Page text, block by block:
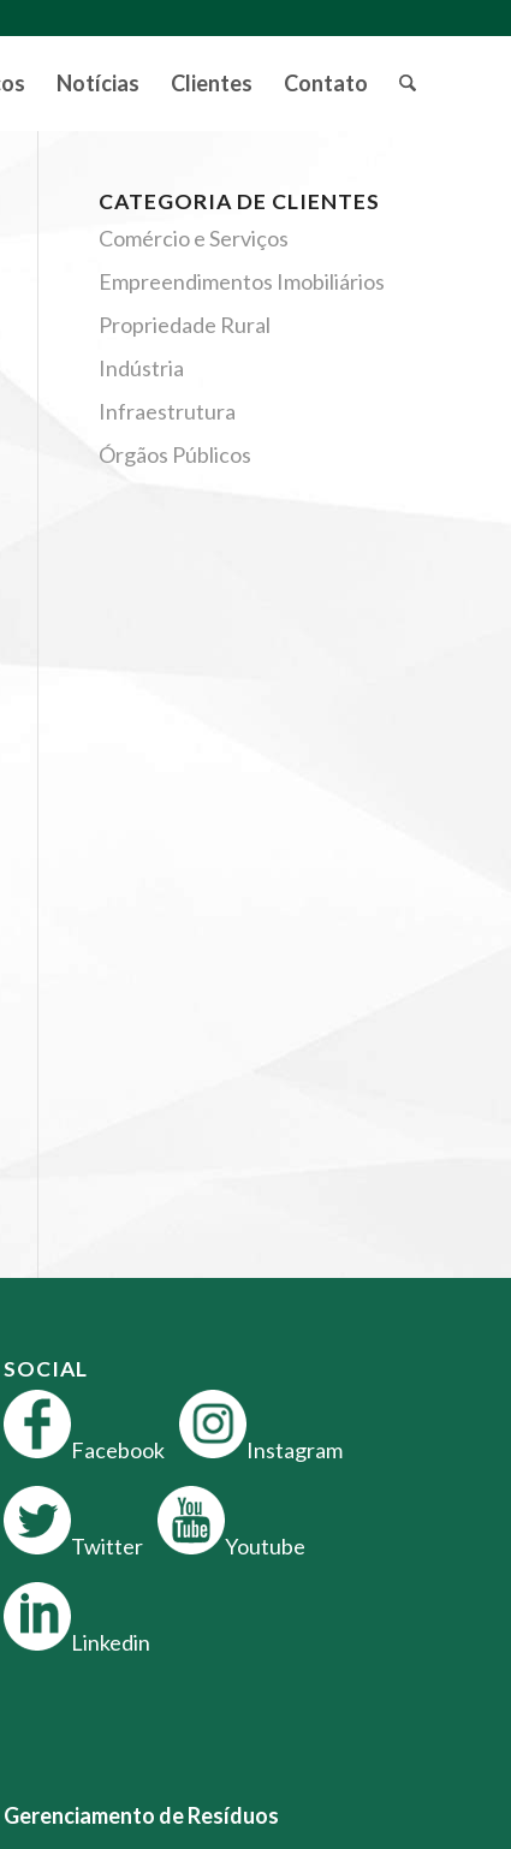
Notícias Clientes Contato
CATEGORIA DE CLIENTES
Comércio e Serviços
Empreendimentos Imobiliários
Propriedade Rural
Indústria
Infraestrutura
Órgãos Públicos
SOCIAL
Facebook Instagram
Twitter Youtube
Linkedin
Gerenciamento de Resíduos